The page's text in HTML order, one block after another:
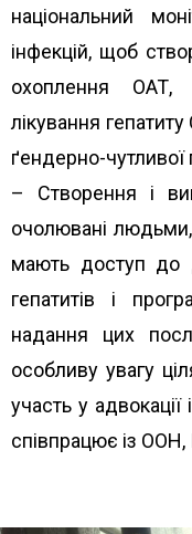
національний
інфекцій, щоб
охоплення ОАТ,
лікування
ґендерно-
– Створення і
очолювані людьми,
мають доступ до
гепатитів і
надання цих
особливу увагу
участь у
співпрацює із